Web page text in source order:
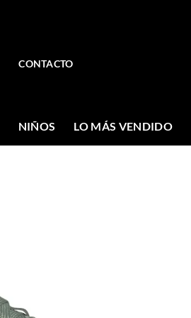
CONTACTO
NIÑOS LO MÁS VENDIDO